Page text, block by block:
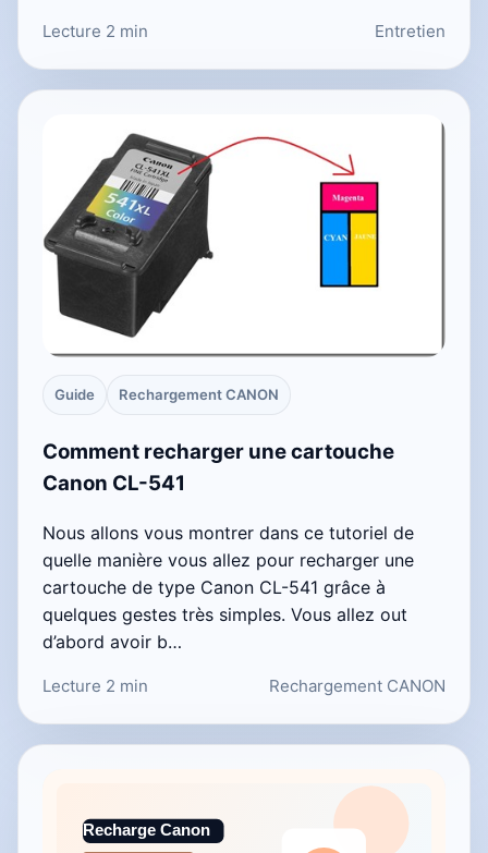
Lecture 2 min Entretien
Guide Rechargement CANON
Comment recharger une cartouche
Canon CL-541
Nous allons vous montrer dans ce tutoriel de
quelle manière vous allez pour recharger une
cartouche de type Canon CL-541 grâce à
quelques gestes très simples. Vous allez out
d’abord avoir b…
Lecture 2 min Rechargement CANON